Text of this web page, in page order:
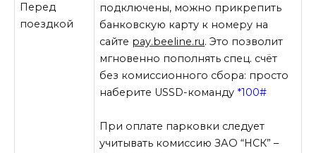
Перед
поездкой
подключены, можно прикрепить
банковскую карту к номеру на
сайте pay.beeline.ru. Это позволит
мгновенно пополнять спец. счёт
без комиссионного сбора: просто
наберите USSD-команду *100#
При оплате парковки следует
учитывать комиссию ЗАО “НСК” –